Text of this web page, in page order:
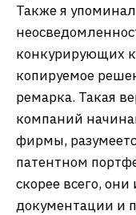
Также я
конкурирующих
копируемое
ремарка. Такая
компаний
фирмы,
патентном
скорее всего,
документации и